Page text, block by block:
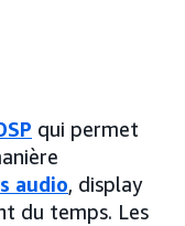
qui permet
audio, display
du temps. Les